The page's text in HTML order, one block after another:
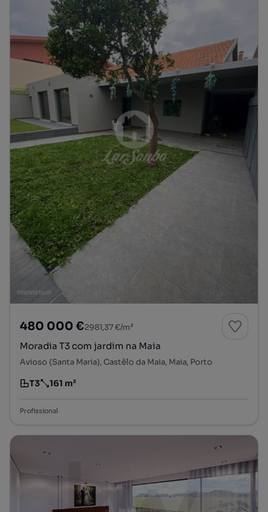
480 000 €2981,37 €/m²
Moradia T3 com jardim na Maia
Avioso (Santa Maria), Castêlo da Maia, Maia, Porto
Tipologia
T3
Preço por metro quadrado
161 m²
Profissional